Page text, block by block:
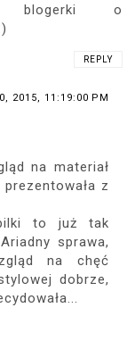
blogerki o
REPLY
2015, 11:19:00 PM
na materiał
z
to już tak
sprawa,
na chęć
dobrze,